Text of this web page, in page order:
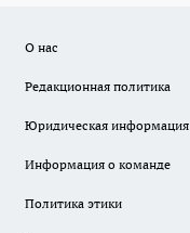
О нас
Редакционная политика
Юридическая информация
Информация о команде
Политика этики